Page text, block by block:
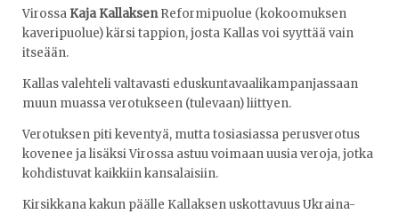
Virossa Kaja KallaksenReformipuolue (kokoomuksen
kaveripuolue) kärsi tappion, josta Kallas voi syyttää vain
itseään.
Kallas valehteli valtavasti eduskuntavaalikampanjassaan
muun muassa verotukseen (tulevaan) liittyen.
Verotuksen piti keventyä, mutta tosiasiassa perusverotus
kovenee ja lisäksi Virossa astuu voimaan uusia veroja, jotka
kohdistuvat kaikkiin kansalaisiin.
Kirsikkana kakun päälle Kallaksen uskottavuus Ukraina-